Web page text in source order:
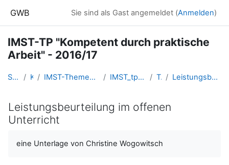
GWB Sie sind als Gast angemeldet (Anmelden)
IMST-TP "Kompetent durch praktische
Arbeit" - 2016/17
Startseite Kurse IMST-Themenprogramme - FORUM.IMST.AC.AT IMST_tpPraktischeArbeit_201617 Topic 9 Leistungsbeurteilung im offenen Unterricht
Leistungsbeurteilung im offenen
Unterricht
eine Unterlage von Christine Wogowitsch